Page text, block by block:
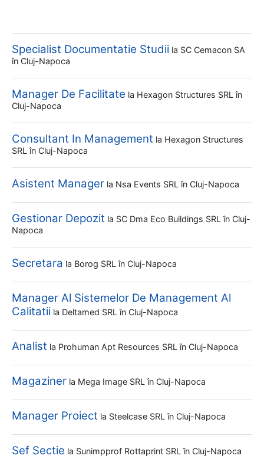
Specialist Documentatie Studii la SC Cemacon SA
în Cluj-Napoca
Manager De Facilitate la Hexagon Structures SRL în
Cluj-Napoca
Consultant In Management la Hexagon Structures
SRL în Cluj-Napoca
Asistent Manager la Nsa Events SRL în Cluj-Napoca
Gestionar Depozit la SC Dma Eco Buildings SRL în Cluj-
Napoca
Secretara la Borog SRL în Cluj-Napoca
Manager Al Sistemelor De Management Al
Calitatii la Deltamed SRL în Cluj-Napoca
Analist la Prohuman Apt Resources SRL în Cluj-Napoca
Magaziner la Mega Image SRL în Cluj-Napoca
Manager Proiect la Steelcase SRL în Cluj-Napoca
Sef Sectie la Sunimpprof Rottaprint SRL în Cluj-Napoca